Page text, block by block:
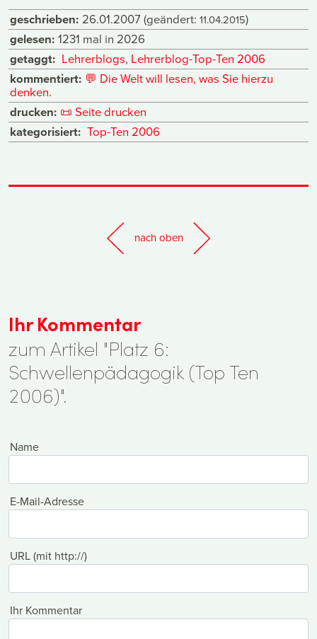
geschrieben: 26.01.2007(geändert: 11.04.2015)
gelesen: 1231 mal in 2026
getaggt: Lehrerblogs, Lehrerblog-Top-Ten 2006
kommentiert: 💬 Die Welt will lesen, was Sie hierzu
denken.
drucken: 📜 Seite drucken
kategorisiert: Top-Ten 2006
nach oben
Ihr Kommentar
zum Artikel "Platz 6:
Schwellenpädagogik (Top Ten
2006)".
Name
E-Mail-Adresse
URL (mit http://)
Ihr Kommentar